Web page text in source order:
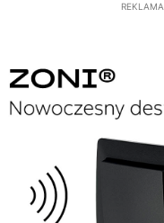
REKLAMA